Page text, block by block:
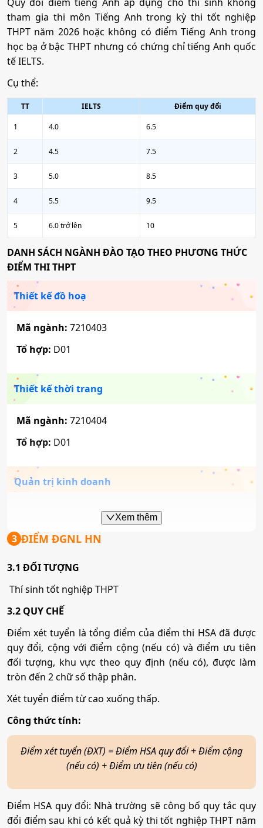
tham gia thi môn Tiếng Anh trong kỳ thi tốt nghiệp
THPT năm 2026 hoặc không có điểm Tiếng Anh trong
học bạ ở bậc THPT nhưng có chứng chỉ tiếng Anh quốc
tế IELTS.
Cụ thể:
TT IELTS Điểm quy đổi
1 4.0 6.5
2 4.5 7.5
3 5.0 8.5
4 5.5 9.5
5 6.0 trở lên 10
DANH SÁCH NGÀNH ĐÀO TẠO THEO PHƯƠNG THỨC
ĐIỂM THI THPT
Thiết kế đồ hoạ
Mã ngành: 7210403
Tổ hợp: D01
Thiết kế thời trang
Mã ngành: 7210404
Tổ hợp: D01
Quản trị kinh doanh
7340101
Tổ hợp:A00; A01; B00; D01; D07; C01; C03; C04; C14;
X03; X23
Marketing
Tổ hợp:A00; A01; B00; D01; D07; C01; C03; C04; C14;
X03; X23
Thương mại điện tử
Mã ngành:
Tổ hợp:A00; A01; B00; D01; D07; C01; C03; C04; C14;
Kế toán
Xem thêm
3 ĐIỂM ĐGNL HN
3.1 ĐỐI TƯỢNG
Thí sinh tốt nghiệp THPT
3.2 QUY CHẾ
Điểm xét tuyển là tổng điểm của điểm thi HSA đã được
quy đổi, cộng với điểm cộng (nếu có) và điểm ưu tiên
đối tượng, khu vực theo quy định (nếu có), được làm
tròn đến 2 chữ số thập phân.
Xét tuyển điểm từ cao xuống thấp.
Công thức tính:
Điểm xét tuyển (ĐXT) = Điểm HSA quy đổi + Điểm cộng
(nếu có) + Điểm ưu tiên (nếu có)
Điểm HSA quy đổi: Nhà trường sẽ công bố quy tắc quy
đổi điểm sau khi có kết quả kỳ thi tốt nghiệp THPT năm